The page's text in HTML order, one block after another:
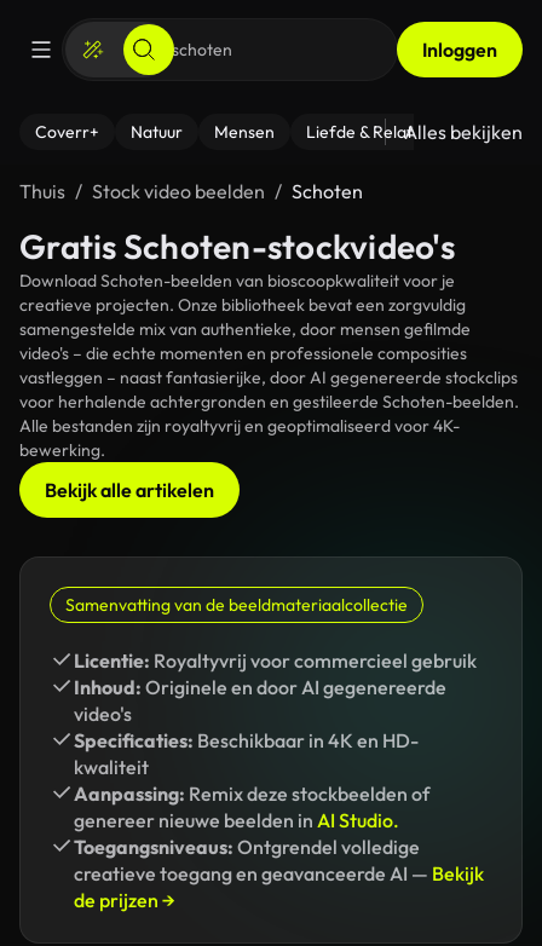
Inloggen
Coverr+ Natuur Mensen Liefde & Relaties - Fitness
Alles bekijken
Thuis Stock video beelden Schoten
Gratis Schoten-stockvideo's
Download Schoten-beelden van bioscoopkwaliteit voor je
creatieve projecten. Onze bibliotheek bevat een zorgvuldig
samengestelde mix van authentieke, door mensen gefilmde
video's – die echte momenten en professionele composities
vastleggen – naast fantasierijke, door AI gegenereerde stockclips
voor herhalende achtergronden en gestileerde Schoten-beelden.
Alle bestanden zijn royaltyvrij en geoptimaliseerd voor 4K-
bewerking.
Bekijk alle artikelen
Samenvatting van de beeldmateriaalcollectie
Licentie: Royaltyvrij voor commercieel gebruik
Inhoud: Originele en door AI gegenereerde
video's
Specificaties: Beschikbaar in 4K en HD-
kwaliteit
Aanpassing: Remix deze stockbeelden of
genereer nieuwe beelden in AI Studio.
Toegangsniveaus: Ontgrendel volledige
creatieve toegang en geavanceerde AI — Bekijk
de prijzen →